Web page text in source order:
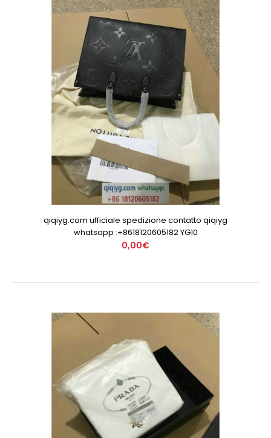
qiqiyg.com ufficiale spedizione contatto qiqiyg
whatsapp :+8618120605182 YG10
0,00€